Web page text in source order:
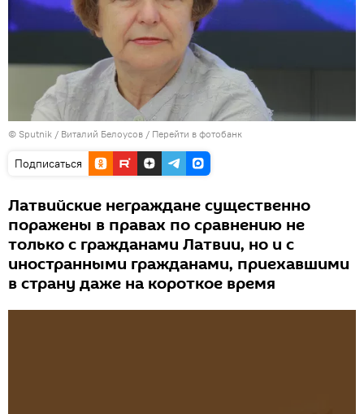
© Sputnik / Виталий Белоусов / Перейти в фотобанк
Подписаться
Латвийские неграждане существенно
поражены в правах по сравнению не
только с гражданами Латвии, но и с
иностранными гражданами, приехавшими
в страну даже на короткое время